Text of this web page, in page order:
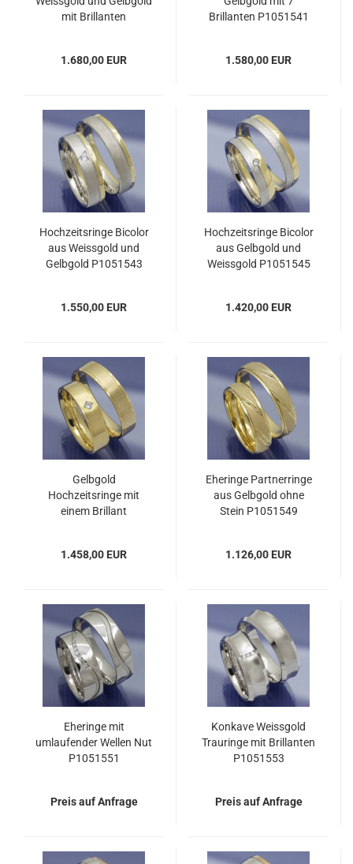
mit Brillanten
1.680,00 EUR
Brillanten P1051541
1.580,00 EUR
Hochzeitsringe Bicolor
aus Weissgold und
Gelbgold P1051543
1.550,00 EUR
Hochzeitsringe Bicolor
aus Gelbgold und
Weissgold P1051545
1.420,00 EUR
Gelbgold
Hochzeitsringe mit
einem Brillant
1.458,00 EUR
Eheringe Partnerringe
aus Gelbgold ohne
Stein P1051549
1.126,00 EUR
Eheringe mit
umlaufender Wellen Nut
P1051551
Preis auf Anfrage
Konkave Weissgold
Trauringe mit Brillanten
P1051553
Preis auf Anfrage